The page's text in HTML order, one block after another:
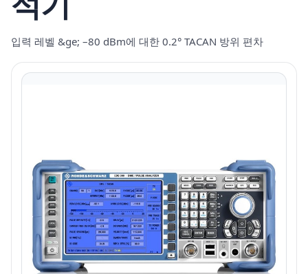
입력 레벨 &ge; –80 dBm에 대한 0.2° TACAN 방위 편차